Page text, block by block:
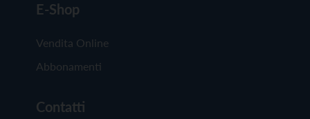
E-Shop
Vendita Online
Abbonamenti
Contatti